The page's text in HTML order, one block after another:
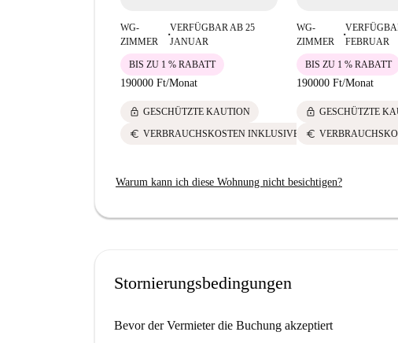
WG-
ZIMMER
■
VERFÜGBAR AB 25
JANUAR
190000 Ft/Monat
BIS ZU 1 % RABATT
lock GESCHÜTZTE KAUTION
euro VERBRAUCHSKOSTEN INKLUSIVE
WG-
ZIMMER
■
FEBRUAR
190000 Ft/Monat
BIS ZU 1 % RABATT
lock GESCHÜTZTE
euro
Warum kann ich diese Wohnung nicht besichtigen?
Stornierungsbedingungen
Bevor der Vermieter die Buchung akzeptiert